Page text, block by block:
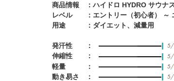
商品情報 ：ハイドロ HYDRO サウナ
レベル ：エントリー（初心者） ～
用途 ：ダイエット、減量用
発汗性 ：
伸縮性 ：
軽量 ：
動き易さ ：